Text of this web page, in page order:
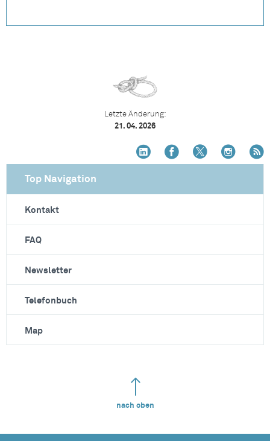
Letzte Änderung:
21. 04. 2026
Top Navigation
Kontakt
FAQ
Newsletter
Telefonbuch
Map
nach oben